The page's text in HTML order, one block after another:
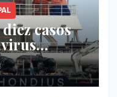
casos
MV